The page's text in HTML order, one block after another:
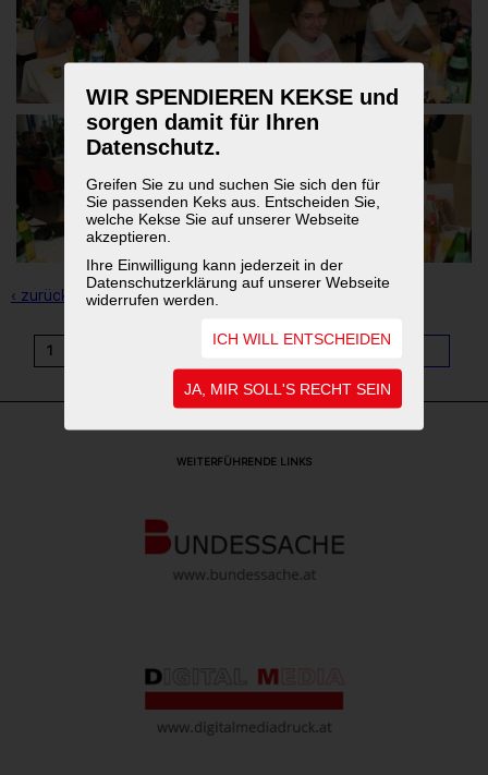
WIR SPENDIEREN KEKSE und
sorgen damit für Ihren
Datenschutz.
Greifen Sie zu und suchen Sie sich den für
Sie passenden Keks aus. Entscheiden Sie,
welche Kekse Sie auf unserer Webseite
akzeptieren.
Ihre Einwilligung kann jederzeit in der
Datenschutzerklärung auf unserer Webseite
widerrufen werden.
ICH WILL ENTSCHEIDEN
JA, MIR SOLL'S RECHT SEIN
‹ zurück zur Übersicht
1
WEITERFÜHRENDE LINKS